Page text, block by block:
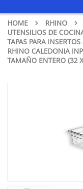
HOME RHINO
UTENSILIOS DE
TAPAS PARA
RHINO CALEDONIA
TAMAÑO ENTERO (32